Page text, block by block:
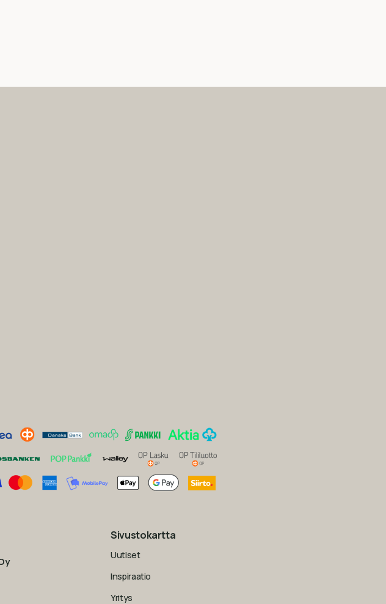
Sivustokartta
Uutiset
Inspiraatio
Yritys